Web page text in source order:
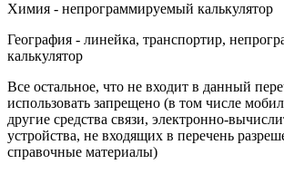
Химия - непрограммируемый калькулятор
География - линейка, транспортир,
калькулятор
Все остальное, что не входит в данный
использовать запрещено (в том числе
другие средства связи, электронно-
устройства, не входящих в перечень
справочные материалы)